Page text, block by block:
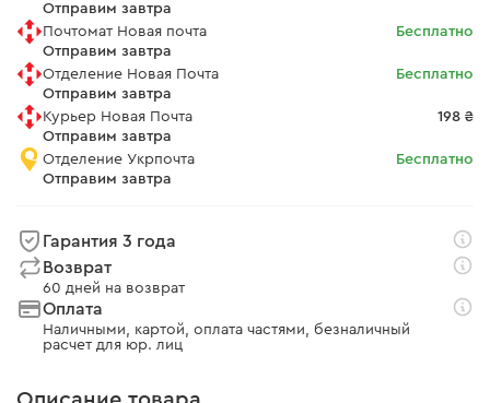
Отправим завтра
Почтомат Новая почта
Отправим завтра
Бесплатно
Отделение Новая Почта
Отправим завтра
Бесплатно
Курьер Новая Почта
Отправим завтра
198 ₴
Отделение Укрпочта
Отправим завтра
Бесплатно
Гарантия 3 года
Возврат
60 дней на возврат
Оплата
Наличными, картой, оплата частями, безналичный
расчет для юр. лиц